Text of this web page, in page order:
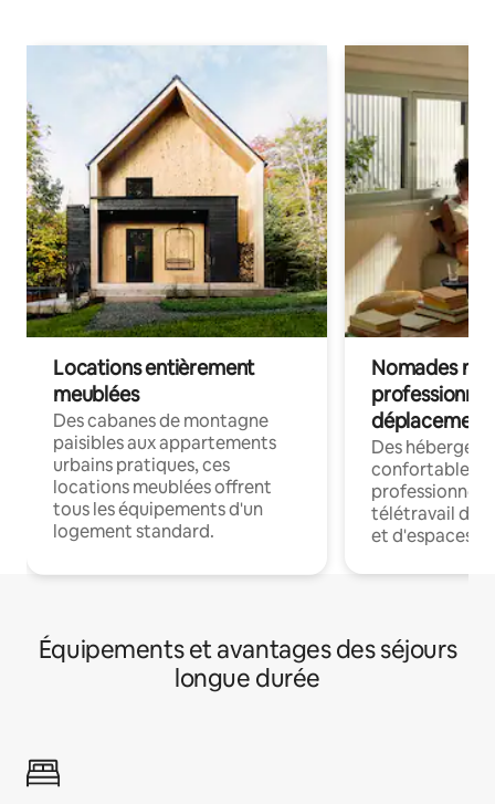
Locations entièrement
meublées
Des cabanes de montagne
paisibles aux appartements
urbains pratiques, ces
locations meublées offrent
tous les équipements d'un
logement standard.
Nomades
déplacement
Des
confortables
professionnels
télétravail
et d'espaces
Équipements et avantages des séjours
longue durée